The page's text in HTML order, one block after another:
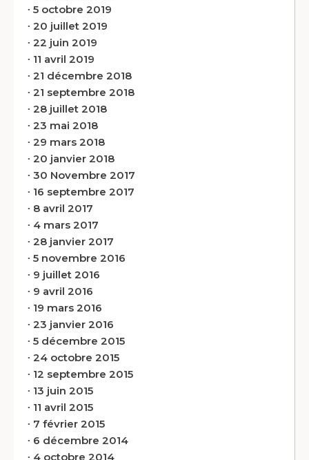
∙ 5 octobre 2019
∙ 20 juillet 2019
∙ 22 juin 2019
∙ 11 avril 2019
∙ 21 décembre 2018
∙ 21 septembre 2018
∙ 28 juillet 2018
∙ 23 mai 2018
∙ 29 mars 2018
∙ 20 janvier 2018
∙ 30 Novembre 2017
∙ 16 septembre 2017
∙ 8 avril 2017
∙ 4 mars 2017
∙ 28 janvier 2017
∙ 5 novembre 2016
∙ 9 juillet 2016
∙ 9 avril 2016
∙ 19 mars 2016
∙ 23 janvier 2016
∙ 5 décembre 2015
∙ 24 octobre 2015
∙ 12 septembre 2015
∙ 13 juin 2015
∙ 11 avril 2015
∙ 7 février 2015
∙ 6 décembre 2014
∙ 4 octobre 2014